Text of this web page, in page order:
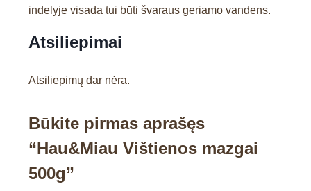
indelyje visada tui būti švaraus geriamo vandens.
Atsiliepimai
Atsiliepimų dar nėra.
Būkite pirmas aprašęs
“Hau&Miau Vištienos mazgai
500g”